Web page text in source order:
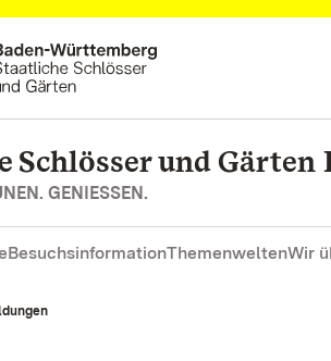
Schlösser und Gärten
GENIESSEN.
BesuchsinformationThemenweltenWir